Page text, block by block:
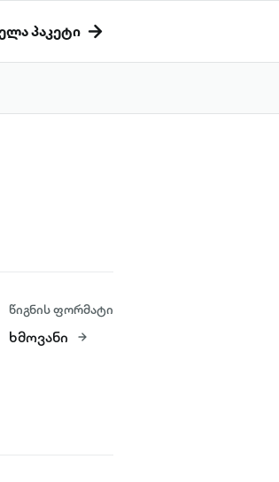
პაკეტი
წიგნის ფორმატი
ხმოვანი